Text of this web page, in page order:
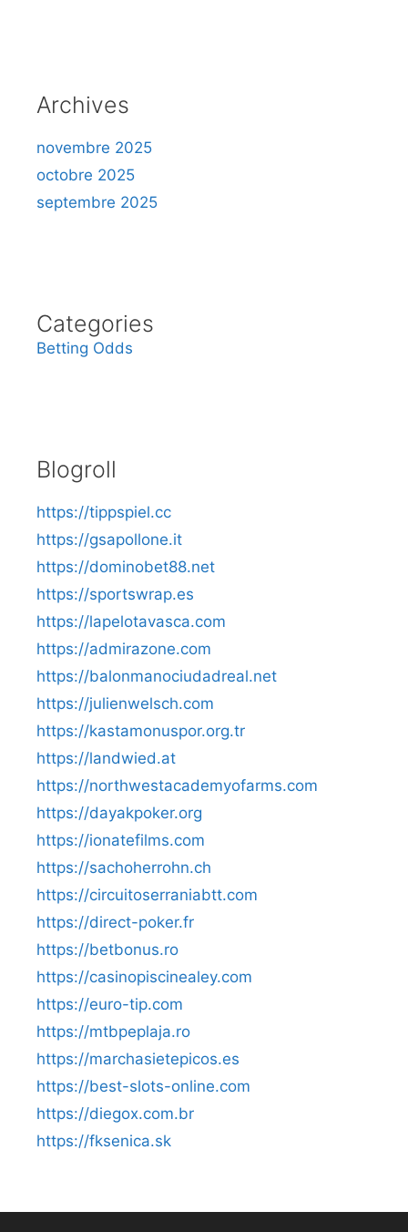
Archives
novembre 2025
octobre 2025
septembre 2025
Categories
Betting Odds
Blogroll
https://tippspiel.cc
https://gsapollone.it
https://dominobet88.net
https://sportswrap.es
https://lapelotavasca.com
https://admirazone.com
https://balonmanociudadreal.net
https://julienwelsch.com
https://kastamonuspor.org.tr
https://landwied.at
https://northwestacademyofarms.com
https://dayakpoker.org
https://ionatefilms.com
https://sachoherrohn.ch
https://circuitoserraniabtt.com
https://direct-poker.fr
https://betbonus.ro
https://casinopiscinealey.com
https://euro-tip.com
https://mtbpeplaja.ro
https://marchasietepicos.es
https://best-slots-online.com
https://diegox.com.br
https://fksenica.sk